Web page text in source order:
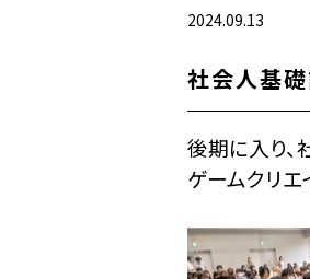
2024.09.13
社会人基礎
後期に入り、
ゲームクリ